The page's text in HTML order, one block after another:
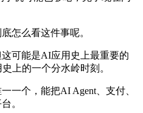
怎么看这件事呢。
可能是AI应用史上最重要的
上的一个分水岭时刻。
一个，能把AI Agent、支付、
。